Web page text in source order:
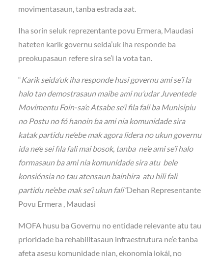
movimentasaun, tanba estrada aat.
Iha sorin seluk reprezentante povu Ermera, Maudasi
hateten karik governu seida’uk iha responde ba
preokupasaun refere sira se’i la vota tan.
“Karik seida’uk iha responde husi governu ami se’i la
halo tan demostrasaun maibe ami nu’udar Juventede
Movimentu Foin-sa’e Atsabe se’i fila fali ba Munisipiu
no Postu no fó hanoin ba ami nia komunidade sira
katak partidu ne’ebe mak agora lidera no ukun governu
ida ne’e sei fila fali mai bosok, tanba ne’e ami se’i halo
formasaun ba ami nia komunidade sira atu bele
konsiénsia no tau atensaun bainhira atu hili fali
partidu ne’ebe mak se’i ukun fali”Dehan Representante
Povu Ermera , Maudasi
MOFA husu ba Governu no entidade relevante atu tau
prioridade ba rehabilitasaun infraestrutura ne’e tanba
afeta asesu komunidade nian, ekonomia lokál, no